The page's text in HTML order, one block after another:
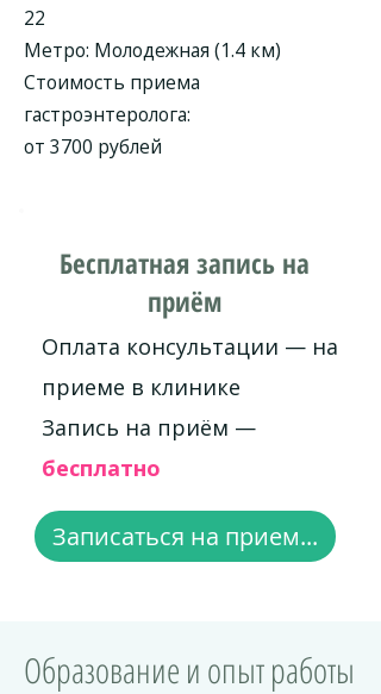
22
Метро: Молодежная (1.4 км)
Стоимость приема
гастроэнтеролога:
от 3700 рублей
Бесплатная запись на
приём
Оплата консультации — на
приеме в клинике
Запись на приём —
бесплатно
Записаться на прием...
Образование и опыт работы